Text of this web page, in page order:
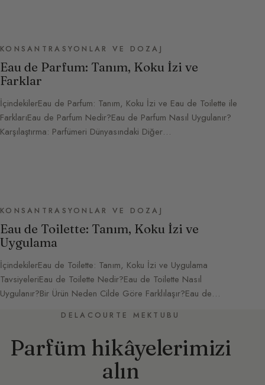
KONSANTRASYONLAR VE DOZAJ
Eau de Parfum: Tanım, Koku İzi ve
Farklar
İçindekilerEau de Parfum: Tanım, Koku İzi ve Eau de Toilette ile
FarklarıEau de Parfum Nedir?Eau de Parfum Nasıl Uygulanır?
Karşılaştırma: Parfümeri Dünyasındaki Diğer…
KONSANTRASYONLAR VE DOZAJ
Eau de Toilette: Tanım, Koku İzi ve
Uygulama
İçindekilerEau de Toilette: Tanım, Koku İzi ve Uygulama
TavsiyeleriEau de Toilette Nedir?Eau de Toilette Nasıl
Uygulanır?Bir Ürün Neden Cilde Göre Farklılaşır?Eau de…
DELACOURTE MEKTUBU
Parfüm hikâyelerimizi
alın